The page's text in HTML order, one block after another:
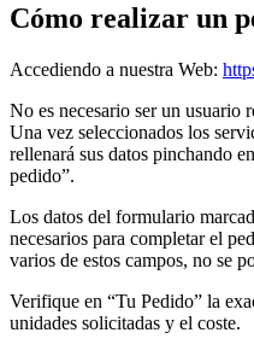
Cómo realizar un
Accediendo a nuestra Web:
No es necesario ser un usuario
Una vez seleccionados los
rellenará sus datos pinchando
pedido”.
Los datos del formulario
necesarios para completar el
varios de estos campos, no se
Verifique en “Tu Pedido” la
unidades solicitadas y el coste.